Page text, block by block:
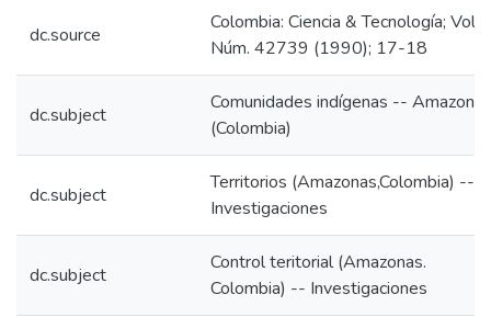
dc.source
Colombia: Ciencia & Tecnología; Vol.
Núm. 42739 (1990); 17-18
dc.subject
Comunidades indígenas -- Amazonas
(Colombia)
dc.subject
Territorios (Amazonas,Colombia) --
Investigaciones
dc.subject
Control teritorial (Amazonas.
Colombia) -- Investigaciones